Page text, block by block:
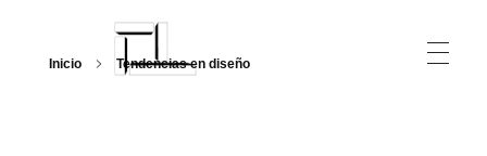
Inicio Tendencias en diseño